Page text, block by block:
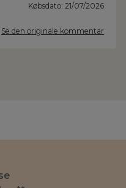
Købsdato: 21/07/2026
Se den originale kommentar